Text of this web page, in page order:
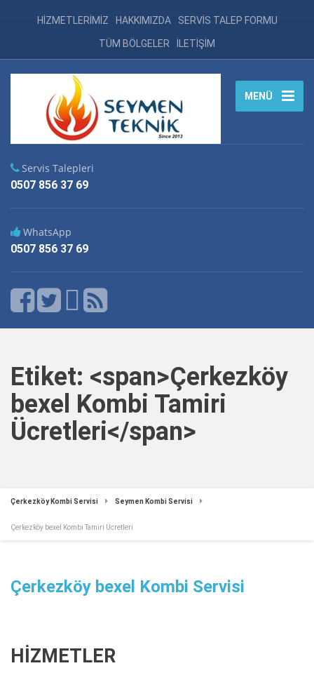
HİZMETLERİMİZ HAKKIMIZDA SERVİS TALEP FORMU
TÜM BÖLGELER İLETİŞİM
MENÜ
Servis Talepleri
0507 856 37 69
WhatsApp
0507 856 37 69
Etiket: <span>Çerkezköy
bexel Kombi Tamiri
Ücretleri</span>
Çerkezköy Kombi Servisi Seymen Kombi Servisi
Çerkezköy bexel Kombi Tamiri Ücretleri
Çerkezköy bexel Kombi Servisi
HİZMETLER